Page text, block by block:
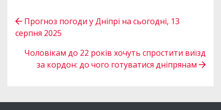
Прогноз погоди у Дніпрі на сьогодні, 13
серпня 2025
Чоловікам до 22 років хочуть спростити виїзд
за кордон: до чого готуватися дніпрянам